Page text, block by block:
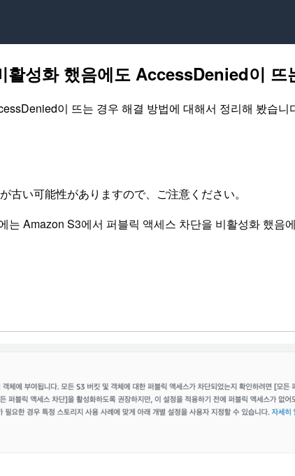
성화 했음에도 AccessDenied이 뜨
이 뜨는 경우 해결 방법에 대해서 정리해 봤습니
い可能性がありますので、ご注意ください。
Amazon S3에서 퍼블릭 액세스 차단을 비활성화 했